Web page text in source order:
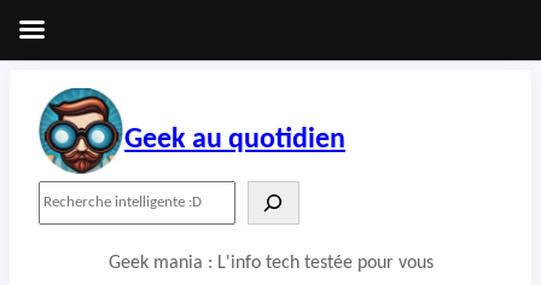
contenu
Geek au quotidien
Geek mania : L'info tech testée pour vous